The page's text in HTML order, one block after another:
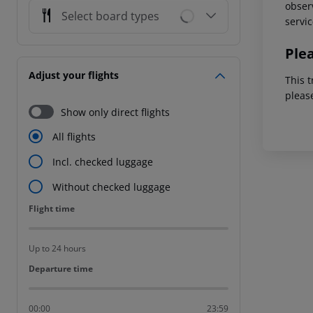
Select board types
Adjust your flights
Show only direct flights
All flights
Incl. checked luggage
Without checked luggage
Flight time
Flight time
Up to 24 hours
Departure time
Departure time
00:00 23:59
This